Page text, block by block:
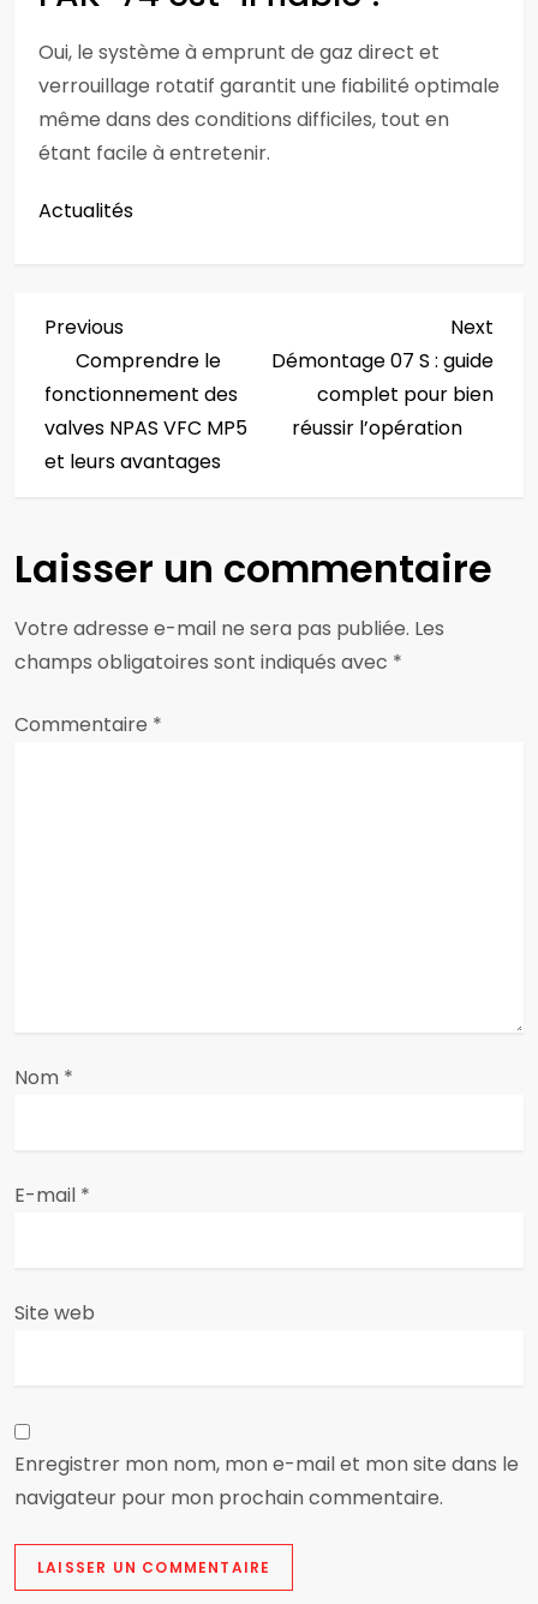
Oui, le système à emprunt de gaz direct et
verrouillage rotatif garantit une fiabilité optimale
même dans des conditions difficiles, tout en
étant facile à entretenir.
Actualités
N
a
v
g
a
t
i
a
t
Previous
Post
Previous
Comprendre le
fonctionnement des
valves NPAS VFC MP5
et leurs avantages
Post
Next
Démontage 07 S : guide
complet pour bien
réussir l’opération
Laisser un commentaire
Votre adresse e-mail ne sera pas publiée. Les
champs obligatoires sont indiqués avec *
Commentaire *
Nom *
E-mail *
Site web
Enregistrer mon nom, mon e-mail et mon site dans le
navigateur pour mon prochain commentaire.